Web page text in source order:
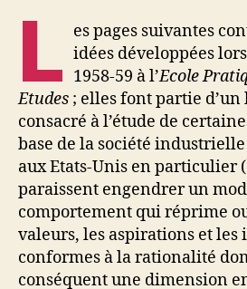
L es pages suivantes
idées développées
1958-59 à l’Ecole
Etudes ; elles font partie
consacré à l’étude de
base de la société
aux Etats-Unis en particulier
paraissent engendrer un
comportement qui réprime
valeurs, les aspirations et les
conformes à la rationalité
conséquent une dimension